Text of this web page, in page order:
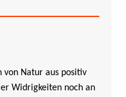
Natur aus positiv
Widrigkeiten noch an